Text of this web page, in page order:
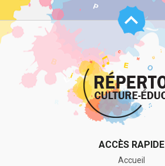
de
page
ACCÈS RAPIDE
Accueil